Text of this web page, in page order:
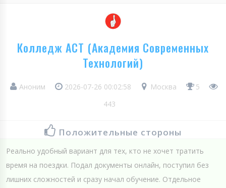
Колледж АСТ (Академия Современных
Технологий)
Аноним 2026-07-26 00:02:58 Москва
5
443
Положительные стороны
Реально удобный вариант для тех, кто не хочет тратить
время на поездки. Подал документы онлайн, поступил без
лишних сложностей и сразу начал обучение. Отдельное